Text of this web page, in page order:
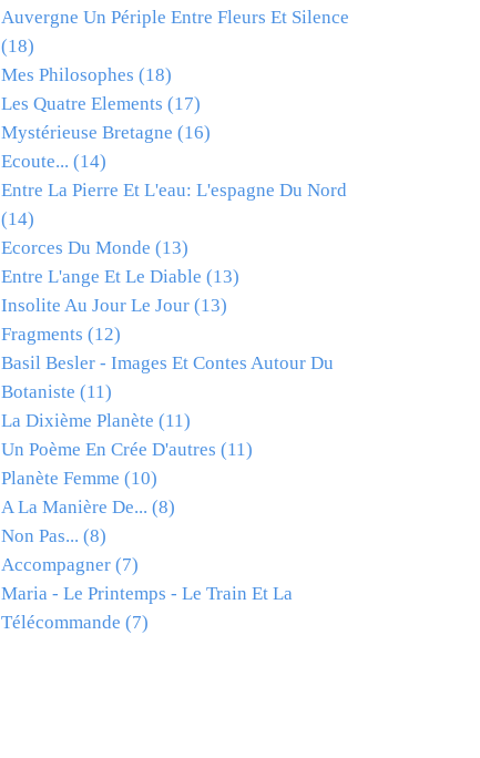
Auvergne Un Périple Entre Fleurs Et Silence
(18)
Mes Philosophes (18)
Les Quatre Elements (17)
Mystérieuse Bretagne (16)
Ecoute... (14)
Entre La Pierre Et L'eau: L'espagne Du Nord
(14)
Ecorces Du Monde (13)
Entre L'ange Et Le Diable (13)
Insolite Au Jour Le Jour (13)
Fragments (12)
Basil Besler - Images Et Contes Autour Du
Botaniste (11)
La Dixième Planète (11)
Un Poème En Crée D'autres (11)
Planète Femme (10)
A La Manière De... (8)
Non Pas... (8)
Accompagner (7)
Maria - Le Printemps - Le Train Et La
Télécommande (7)